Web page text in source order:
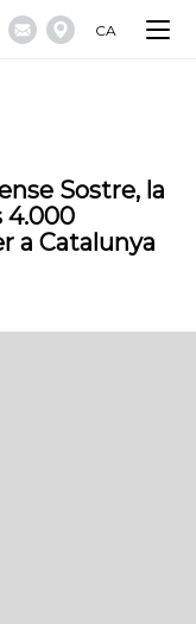
CA
Sostre, la
4.000
a Catalunya